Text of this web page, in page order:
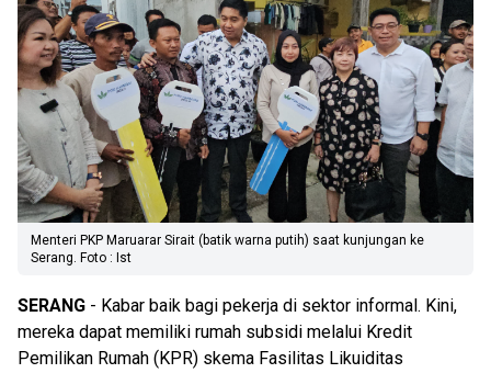
Menteri PKP Maruarar Sirait (batik warna putih) saat kunjungan ke
Serang. Foto : Ist
SERANG - Kabar baik bagi pekerja di sektor informal. Kini,
mereka dapat memiliki rumah subsidi melalui Kredit
Pemilikan Rumah (KPR) skema Fasilitas Likuiditas